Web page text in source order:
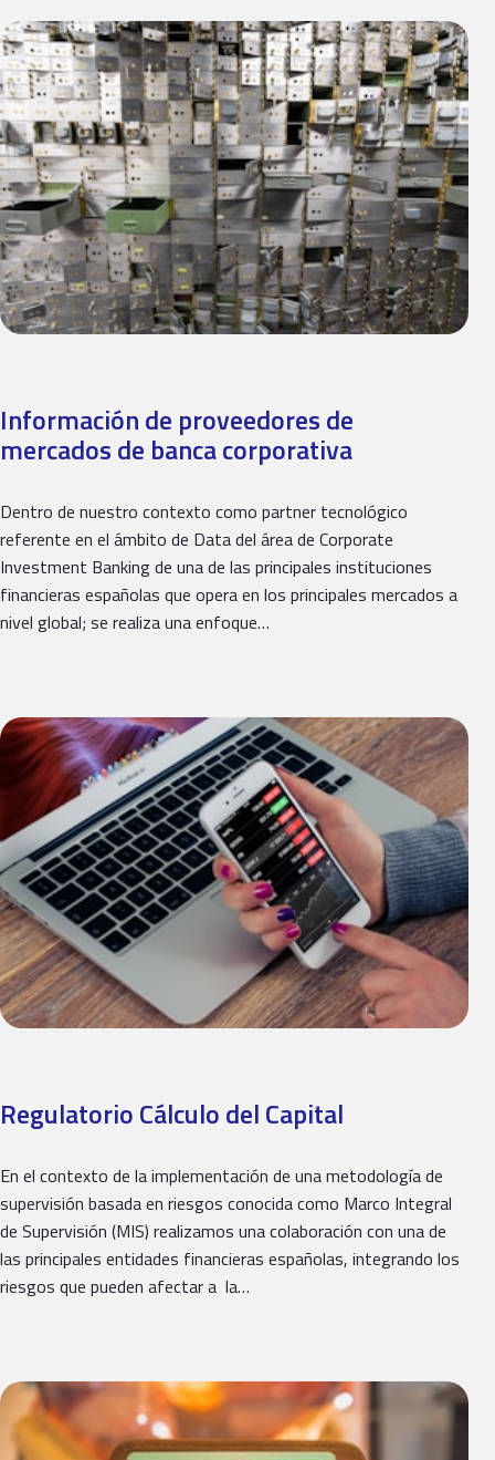
Información de proveedores de
mercados de banca corporativa
Dentro de nuestro contexto como partner tecnológico
referente en el ámbito de Data del área de Corporate
Investment Banking de una de las principales instituciones
financieras españolas que opera en los principales mercados a
nivel global; se realiza una enfoque…
Regulatorio Cálculo del Capital
En el contexto de la implementación de una metodología de
supervisión basada en riesgos conocida como Marco Integral
de Supervisión (MIS) realizamos una colaboración con una de
las principales entidades financieras españolas, integrando los
riesgos que pueden afectar a la…